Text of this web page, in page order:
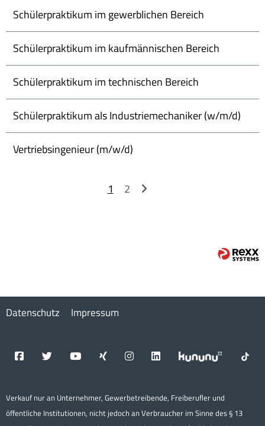
Schülerpraktikum im gewerblichen Bereich
Schülerpraktikum im kaufmännischen Bereich
Schülerpraktikum im technischen Bereich
Schülerpraktikum als Industriemechaniker (w/m/d)
Vertriebsingenieur (m/w/d)
1 2
Datenschutz Impressum
Verkauf nur an Unternehmer, Gewerbetreibende, Freiberufler und
öffentliche Institutionen, nicht jedoch an Verbraucher im Sinne des § 13